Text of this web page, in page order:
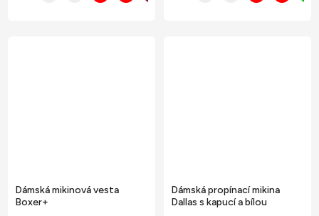
Dámská mikinová vesta
Boxer+
Dámská propínací mikina
Dallas s kapucí a bílou